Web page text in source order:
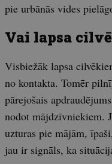
pie urbānās vides
Vai lapsa
Visbiežāk lapsa
no kontakta. Tomēr
pārejošais
nodot mājdzīvniekiem.
uzturas pie mājām,
jau ir signāls, ka